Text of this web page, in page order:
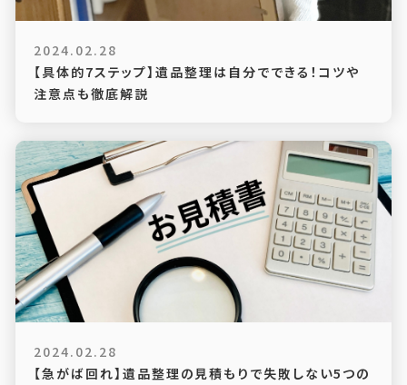
2024.02.28
【具体的7ステップ】遺品整理は自分でできる！コツや
注意点も徹底解説
2024.02.28
【急がば回れ】遺品整理の見積もりで失敗しない5つの